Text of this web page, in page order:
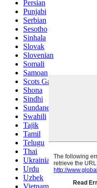
Persian
Punjabi
Serbian
Sesotho
Sinhala
Slovak
Slovenian
Somali
Samoan
Scots Gaelic
Shona
Sindhi
Sundanese
Swahili
Tajik
Tamil
Telugu
Thai
Ukrainian
Urdu
Uzbek
Vietnamese